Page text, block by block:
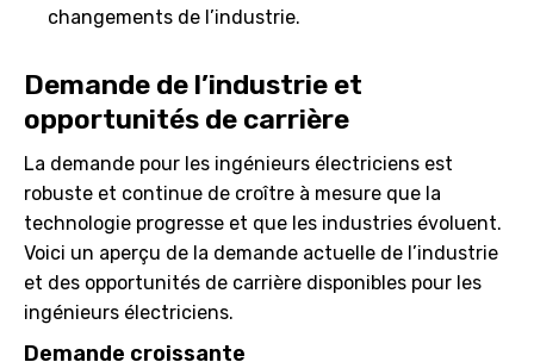
changements de l’industrie.
Demande de l’industrie et
opportunités de carrière
La demande pour les ingénieurs électriciens est
robuste et continue de croître à mesure que la
technologie progresse et que les industries évoluent.
Voici un aperçu de la demande actuelle de l’industrie
et des opportunités de carrière disponibles pour les
ingénieurs électriciens.
Demande croissante